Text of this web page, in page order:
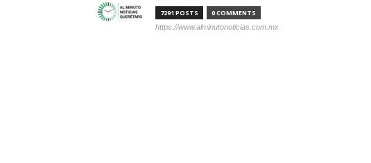
7291 POSTS 0 COMMENTS
https://www.alminutonoticias.com.mx